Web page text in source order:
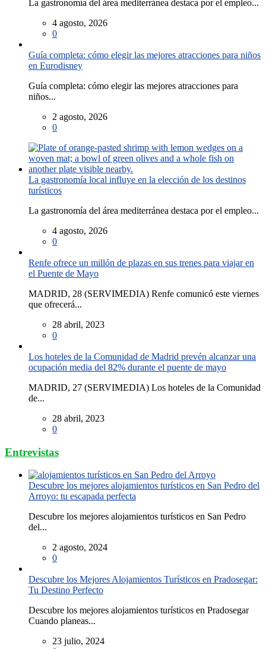
La gastronomía del área mediterránea destaca por el empleo...
4 agosto, 2026
0
Guía completa: cómo elegir las mejores atracciones para niños
en Eurodisney
Guía completa: cómo elegir las mejores atracciones para
niños...
2 agosto, 2026
0
La gastronomía local influye en la elección de los destinos
turísticos
La gastronomía del área mediterránea destaca por el empleo...
4 agosto, 2026
0
Renfe ofrece un millón de plazas en sus trenes para viajar en
el Puente de Mayo
MADRID, 28 (SERVIMEDIA) Renfe comunicó este viernes
que ofrecerá...
28 abril, 2023
0
Los hoteles de la Comunidad de Madrid prevén alcanzar una
ocupación media del 82% durante el puente de mayo
MADRID, 27 (SERVIMEDIA) Los hoteles de la Comunidad
de...
28 abril, 2023
0
Entrevistas
Descubre los mejores alojamientos turísticos en San Pedro del
Arroyo: tu escapada perfecta
Descubre los mejores alojamientos turísticos en San Pedro
del...
2 agosto, 2024
0
Descubre los Mejores Alojamientos Turísticos en Pradosegar:
Tu Destino Perfecto
Descubre los mejores alojamientos turísticos en Pradosegar
Cuando planeas...
23 julio, 2024